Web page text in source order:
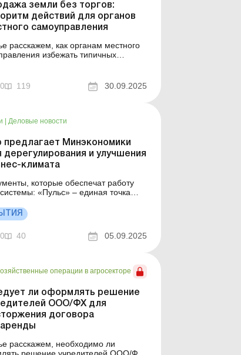
земли без торгов:
действий для органов
самоуправления
расскажем, как органам местного
избежать типичных
без проведения земельных торгов.
местного самоуправления могут
0 119 30.09.2025
Деловые новости
предлагает Минэкономики
дерегулирования и улучшения
климата
которые обеспечат работу
«Пульс» – единая точка
климата – агрегирует все проблемы
их статус решения; регулярные
отчеты для руководства
цифровые сервисы «єД...
0 40 05.09.2025
операции в агросекторе
ли оформлять решение
ООО/ФХ для
договора
расскажем, необходимо ли